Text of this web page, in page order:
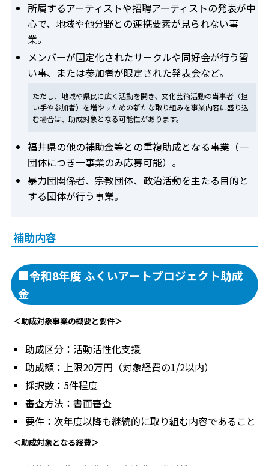
所属するアーティストや招聘アーティストの発表が中
心で、地域や他分野との連携要素が見られない事
業。
メンバーが固定化されたサークルや同好会が行う習
い事、または参加者が限定された発表会など。
ただし、地域や県民に広く活動を開き、文化芸術活動の当事者（担
い手や参加者）を増やすための新たな取り組みを事業内容に盛り込
む場合は、助成対象となる可能性があります。
福井県の他の補助金等との重複助成となる事業（一
団体につき一事業のみ応募可能）。
暴力団関係者、宗教団体、政治活動を主たる目的と
する団体が行う事業。
補助内容
■令和8年度 ふくいアートプロジェクト助成
金
＜助成対象事業の概要と要件＞
助成区分：活動活性化支援
助成額：上限20万円（対象経費の1/2以内）
採択数：5件程度
審査方法：書面審査
要件：次年度以降も継続的に取り組む内容であること
＜助成対象となる経費＞